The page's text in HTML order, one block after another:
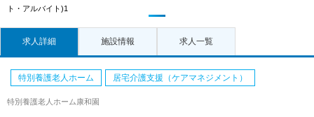
ト・アルバイト)1
求人詳細 施設情報 求人一覧
特別養護老人ホーム 居宅介護支援（ケアマネジメント）
特別養護老人ホーム康和園